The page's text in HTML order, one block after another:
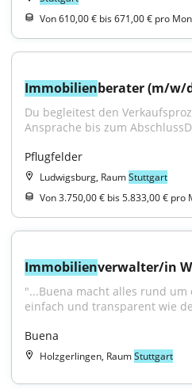
Von 610,00 € bis 671,00 € pro
Immobilienberater (m/w/
Du begleitest den
Ansprache bis zum
Pflugfelder
Ludwigsburg, RaumStuttgart
Von 3.750,00 € bis 5.833,00 € pro
Immobilienverwalter/in
"...Buena macht alles rund um
einfach und transparent wie
Buena
Holzgerlingen, RaumStuttgart